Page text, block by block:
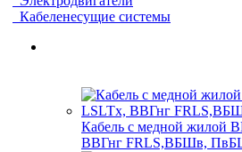
Кабеленесущие системы
Кабель с медной жилой
ВВГнг FRLS,ВБШв,